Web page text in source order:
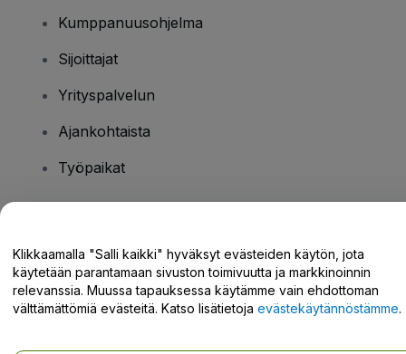
Kumppanuusohjelma
Sijoittajat
Yrityspalvelun
Ajankohtaista
Työpaikat
Tukikeskus / Ota meihin yhteyttä
Klikkaamalla "Salli kaikki" hyväksyt evästeiden käytön, jota
käytetään parantamaan sivuston toimivuutta ja markkinoinnin
relevanssia. Muussa tapauksessa käytämme vain ehdottoman
välttämättömiä evästeitä. Katso lisätietoja evästekäytännöstämme.